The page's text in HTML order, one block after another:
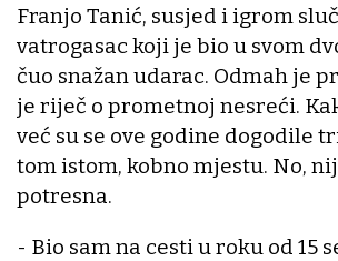
Franjo Tanić, susjed i igrom
vatrogasac koji je bio u svom
čuo snažan udarac. Odmah je
je riječ o prometnoj nesreći.
već su se ove godine dogodile
tom istom, kobno mjestu. No,
potresna.
- Bio sam na cesti u roku od 15